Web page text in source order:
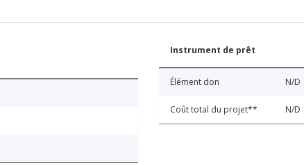
Instrument de prêt
Élément don N/D
Coût total du projet** N/D